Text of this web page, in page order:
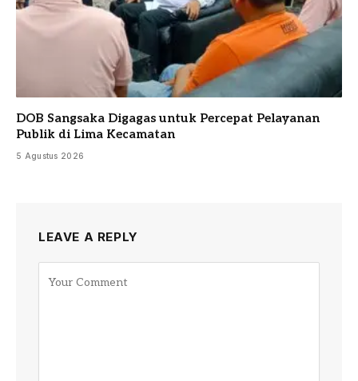
DOB Sangsaka Digagas untuk Percepat Pelayanan
Publik di Lima Kecamatan
5 Agustus 2026
LEAVE A REPLY